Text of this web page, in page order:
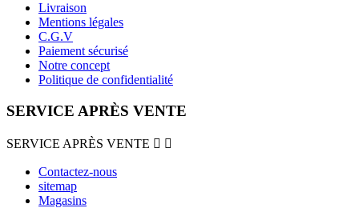
Livraison
Mentions légales
C.G.V
Paiement sécurisé
Notre concept
Politique de confidentialité
SERVICE APRÈS VENTE
SERVICE APRÈS VENTE  
Contactez-nous
sitemap
Magasins